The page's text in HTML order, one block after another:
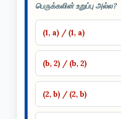
பெருக்கலின் உறுப்பு அல்ல?
(1, a) / (1, a)
(b, 2) / (b, 2)
(2, b) / (2, b)